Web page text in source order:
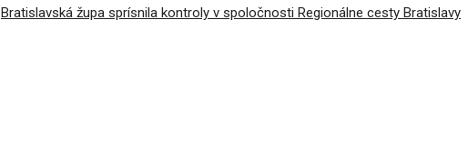
Bratislavská župa sprísnila kontroly v spoločnosti Regionálne cesty Bratislavy